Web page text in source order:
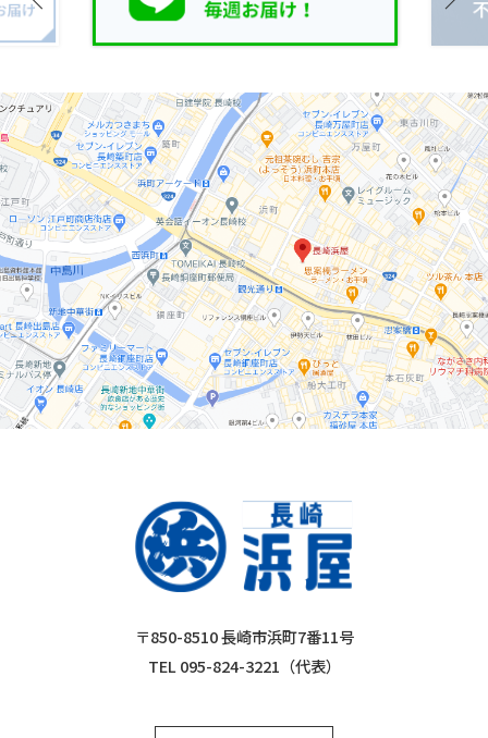
〒850-8510 長崎市浜町7番11号
TEL 095-824-3221（代表）